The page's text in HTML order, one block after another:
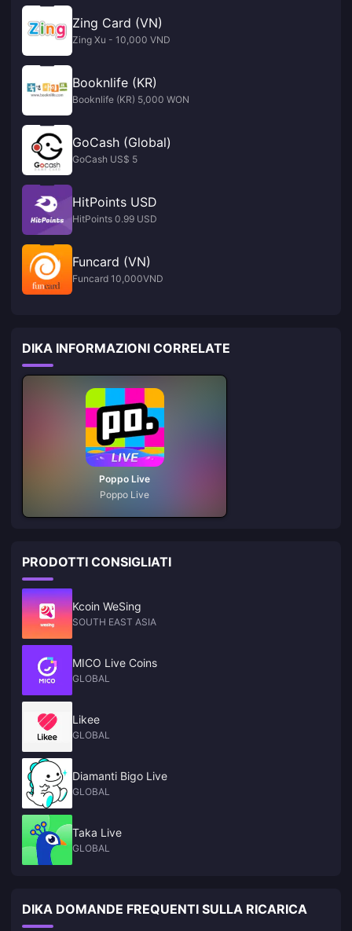
Zing Card (VN)
Zing Xu - 10,000 VND
Booknlife (KR)
Booknlife (KR) 5,000 WON
GoCash (Global)
GoCash US$ 5
HitPoints USD
HitPoints 0.99 USD
Funcard (VN)
Funcard 10,000VND
DIKA INFORMAZIONI CORRELATE
Poppo Live
Poppo Live
PRODOTTI CONSIGLIATI
Kcoin WeSing
SOUTH EAST ASIA
MICO Live Coins
GLOBAL
Likee
GLOBAL
Diamanti Bigo Live
GLOBAL
Taka Live
GLOBAL
DIKA DOMANDE FREQUENTI SULLA RICARICA